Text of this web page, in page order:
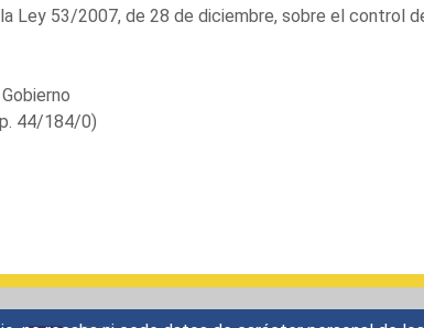
Ley 53/2007, de 28 de diciembre, sobre el control
Gobierno
44/184/0)